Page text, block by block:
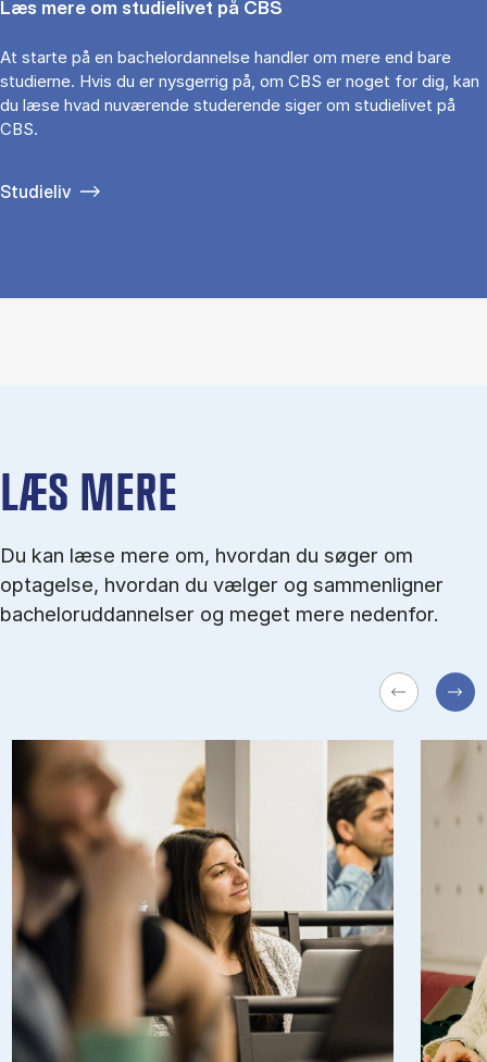
Læs mere om studielivet på CBS
At starte på en bachelordannelse handler om mere end bare
studierne. Hvis du er nysgerrig på, om CBS er noget for dig, kan
du læse hvad nuværende studerende siger om studielivet på
CBS.
Studieliv
LÆS MERE
Du kan læse mere om, hvordan du søger om
optagelse, hvordan du vælger og sammenligner
bacheloruddannelser og meget mere nedenfor.